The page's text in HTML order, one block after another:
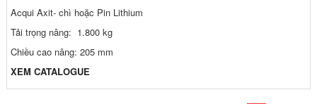
Acqui Axit- chì hoặc Pin Lithium
Tải trọng nâng: 1.800 kg
Chiều cao nâng: 205 mm
XEM CATALOGUE